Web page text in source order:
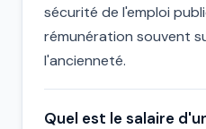
sécurité de l'emploi
rémunération souvent
l'ancienneté.
Quel est le salaire